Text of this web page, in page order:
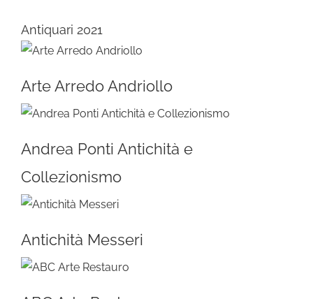
Antiquari 2021
Arte Arredo Andriollo
Andrea Ponti Antichità e
Collezionismo
Antichità Messeri